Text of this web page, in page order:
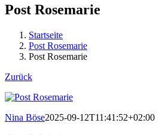
Post Rosemarie
Startseite
Post Rosemarie
Post Rosemarie
Zurück
Nina Böse2025-09-12T11:41:52+02:00